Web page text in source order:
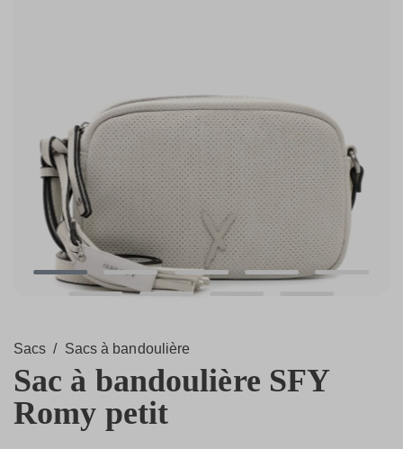
Sacs / Sacs à bandoulière
Sac à bandoulière SFY
Romy petit